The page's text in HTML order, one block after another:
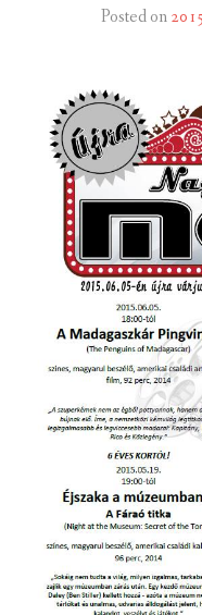
INFORMÁCIÓK
GALÉRIA
KAPCSOLAT
LETÖLTHETŐ
VÁLASZTÁS 2026
ROMA NEMZETISÉGI
Posted on